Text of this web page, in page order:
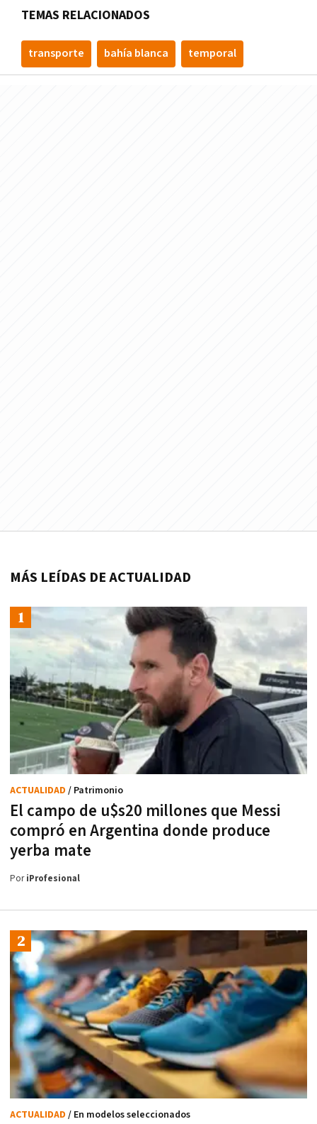
TEMAS RELACIONADOS
transporte bahía blanca temporal
MÁS LEÍDAS DE ACTUALIDAD
El campo de u$s20 millones que Messi
compró en Argentina donde produce
yerba mate
ACTUALIDAD / Patrimonio
PoriProfesional
ACTUALIDAD / En modelos seleccionados